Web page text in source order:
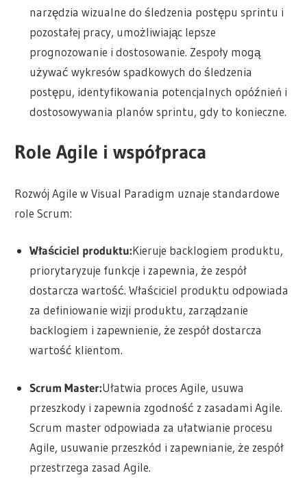
narzędzia wizualne do śledzenia postępu sprintu i
pozostałej pracy, umożliwiając lepsze
prognozowanie i dostosowanie. Zespoły mogą
używać wykresów spadkowych do śledzenia
postępu, identyfikowania potencjalnych opóźnień i
dostosowywania planów sprintu, gdy to konieczne.
Role Agile i współpraca
Rozwój Agile w Visual Paradigm uznaje standardowe
role Scrum:
Właściciel produktu:Kieruje backlogiem produktu,
priorytaryzuje funkcje i zapewnia, że zespół
dostarcza wartość. Właściciel produktu odpowiada
za definiowanie wizji produktu, zarządzanie
backlogiem i zapewnienie, że zespół dostarcza
wartość klientom.
Scrum Master:Ułatwia proces Agile, usuwa
przeszkody i zapewnia zgodność z zasadami Agile.
Scrum master odpowiada za ułatwianie procesu
Agile, usuwanie przeszkód i zapewnianie, że zespół
przestrzega zasad Agile.